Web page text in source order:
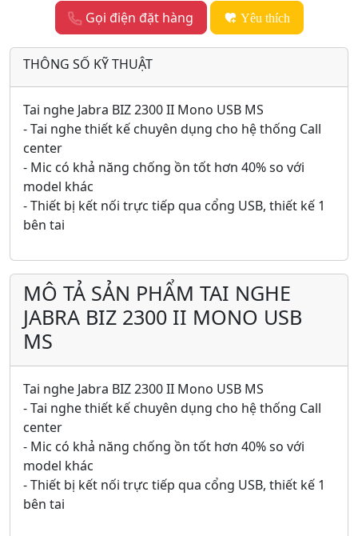
Gọi điện đặt hàng Yêu thích
THÔNG SỐ KỸ THUẬT
Tai nghe Jabra BIZ 2300 II Mono USB MS
- Tai nghe thiết kế chuyên dụng cho hệ thống Call
center
- Mic có khả năng chống ồn tốt hơn 40% so với
model khác
- Thiết bị kết nối trực tiếp qua cổng USB, thiết kế 1
bên tai
MÔ TẢ SẢN PHẨM TAI NGHE
JABRA BIZ 2300 II MONO USB
MS
Tai nghe Jabra BIZ 2300 II Mono USB MS
- Tai nghe thiết kế chuyên dụng cho hệ thống Call
center
- Mic có khả năng chống ồn tốt hơn 40% so với
model khác
- Thiết bị kết nối trực tiếp qua cổng USB, thiết kế 1
bên tai